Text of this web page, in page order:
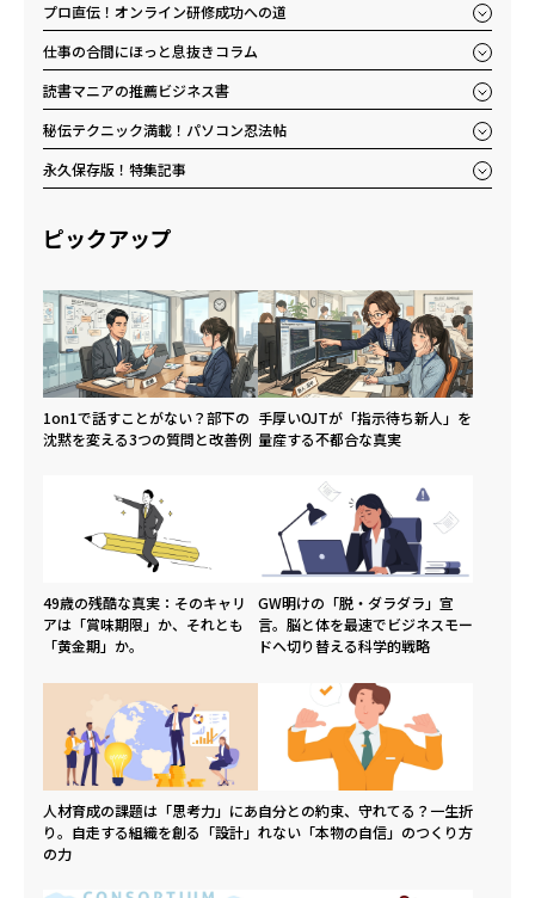
プロ直伝！オンライン研修成功への道
仕事の合間にほっと息抜きコラム
読書マニアの推薦ビジネス書
秘伝テクニック満載！パソコン忍法帖
永久保存版！特集記事
ピックアップ
1on1で話すことがない？部下の
沈黙を変える3つの質問と改善例
手厚いOJTが「指示待ち新人」を
量産する不都合な真実
49歳の残酷な真実：そのキャリ
アは「賞味期限」か、それとも
「黄金期」か。
GW明けの「脱・ダラダラ」宣
言。脳と体を最速でビジネスモー
ドへ切り替える科学的戦略
人材育成の課題は「思考力」にあ
り。自走する組織を創る「設計」
の力
自分との約束、守れてる？一生折
れない「本物の自信」のつくり方